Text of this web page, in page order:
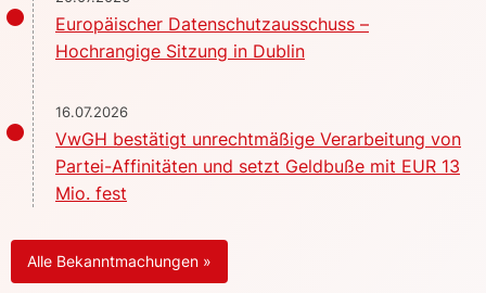
Europäischer Datenschutzausschuss –
Hochrangige Sitzung in Dublin
16.07.2026
VwGH bestätigt unrechtmäßige Verarbeitung von
Partei-Affinitäten und setzt Geldbuße mit EUR 13
Mio. fest
Alle Bekanntmachungen »